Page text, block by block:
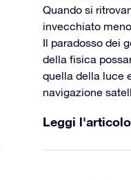
Quando si
invecchiato
Il paradosso dei
della fisica
quella della luce
navigazione
Leggi